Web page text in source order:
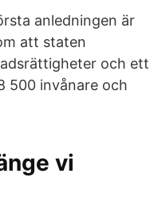
anledningen är
att staten
och ett
500 invånare och
vi